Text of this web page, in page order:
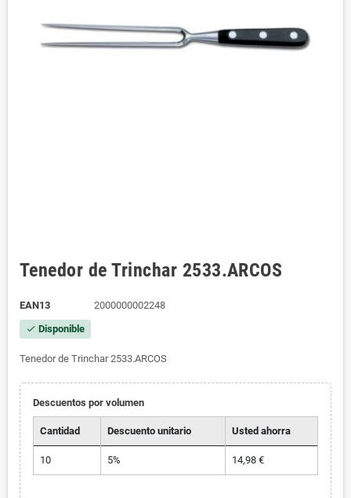
Tenedor de Trinchar 2533.ARCOS
EAN13 2000000002248
check Disponible
Tenedor de Trinchar 2533.ARCOS
Descuentos por volumen
Cantidad Descuento unitario Usted ahorra
10 5% 14,98 €